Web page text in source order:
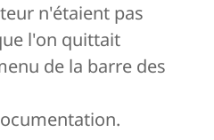
n'étaient pas
l'on quittait
de la barre des